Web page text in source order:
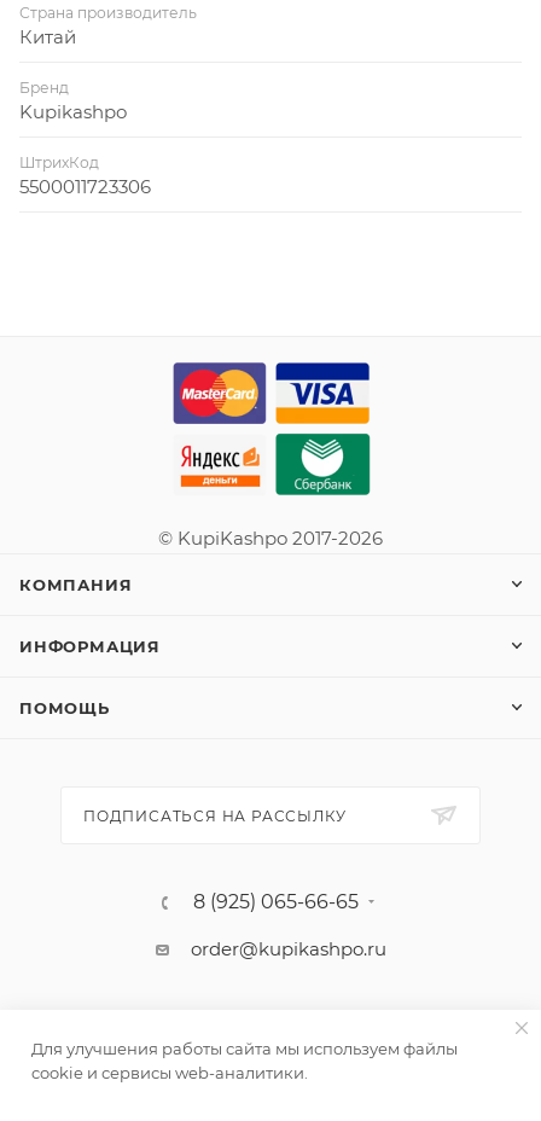
Страна производитель
Китай
Бренд
Kupikashpo
ШтрихКод
5500011723306
© KupiKashpo 2017-2026
КОМПАНИЯ
ИНФОРМАЦИЯ
ПОМОЩЬ
ПОДПИСАТЬСЯ НА РАССЫЛКУ
8 (925) 065-66-65
order@kupikashpo.ru
Для улучшения работы сайта мы используем файлы
cookie и сервисы web-аналитики.